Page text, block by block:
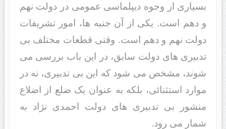
بسیاری از وجوه دیپلماسی عمومی در دولت نهم
و دهم است. یکی از آن جنبه ها، امور تشریفات
دولت نهم و دهم است. وقتی قطعات مختلف بی
تدبیری های دولت سابق، در این باب بررسی می
شوند، مشخص می شود که این بی تدبیری، نه در
موارد استثنائی، بلکه به عنوان یک ضلع از اضلاع
منشور بی تدبیری های دولت احمدی نژاد به
شمار می رود.